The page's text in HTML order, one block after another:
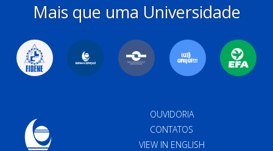
Mais que uma Universidade
OUVIDORIA
CONTATOS
VIEW IN ENGLISH